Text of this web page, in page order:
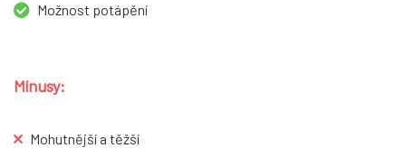
Možnost potápění
Mínusy:
Mohutnější a těžší